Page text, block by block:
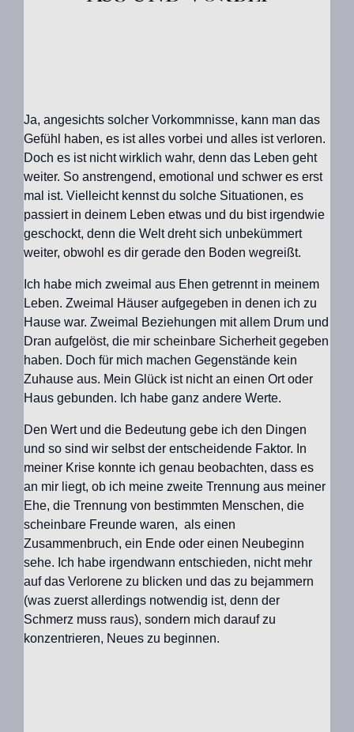
Ja, angesichts solcher Vorkommnisse, kann man das
Gefühl haben, es ist alles vorbei und alles ist verloren.
Doch es ist nicht wirklich wahr, denn das Leben geht
weiter. So anstrengend, emotional und schwer es erst
mal ist. Vielleicht kennst du solche Situationen, es
passiert in deinem Leben etwas und du bist irgendwie
geschockt, denn die Welt dreht sich unbekümmert
weiter, obwohl es dir gerade den Boden wegreißt.
Ich habe mich zweimal aus Ehen getrennt in meinem
Leben. Zweimal Häuser aufgegeben in denen ich zu
Hause war. Zweimal Beziehungen mit allem Drum und
Dran aufgelöst, die mir scheinbare Sicherheit gegeben
haben. Doch für mich machen Gegenstände kein
Zuhause aus. Mein Glück ist nicht an einen Ort oder
Haus gebunden. Ich habe ganz andere Werte.
Den Wert und die Bedeutung gebe ich den Dingen
und so sind wir selbst der entscheidende Faktor. In
meiner Krise konnte ich genau beobachten, dass es
an mir liegt, ob ich meine zweite Trennung aus meiner
Ehe, die Trennung von bestimmten Menschen, die
scheinbare Freunde waren, als einen
Zusammenbruch, ein Ende oder einen Neubeginn
sehe. Ich habe irgendwann entschieden, nicht mehr
auf das Verlorene zu blicken und das zu bejammern
(was zuerst allerdings notwendig ist, denn der
Schmerz muss raus), sondern mich darauf zu
konzentrieren, Neues zu beginnen.